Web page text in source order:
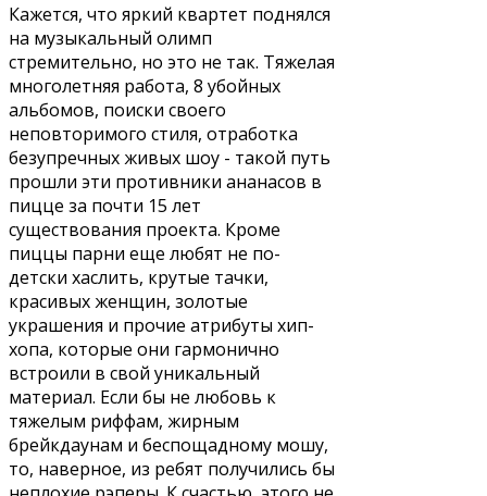
Кажется, что яркий квартет поднялся
на музыкальный олимп
стремительно, но это не так. Тяжелая
многолетняя работа, 8 убойных
альбомов, поиски своего
неповторимого стиля, отработка
безупречных живых шоу - такой путь
прошли эти противники ананасов в
пицце за почти 15 лет
существования проекта. Кроме
пиццы парни еще любят не по-
детски хаслить, крутые тачки,
красивых женщин, золотые
украшения и прочие атрибуты хип-
хопа, которые они гармонично
встроили в свой уникальный
материал. Если бы не любовь к
тяжелым риффам, жирным
брейкдаунам и беспощадному мошу,
то, наверное, из ребят получились бы